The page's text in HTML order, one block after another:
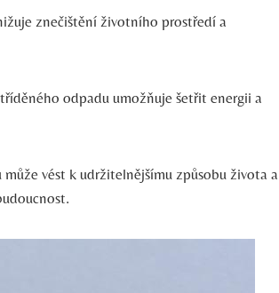
znečištění životního prostředí a
odpadu umožňuje šetřit energii a
vést k udržitelnějšímu způsobu života a